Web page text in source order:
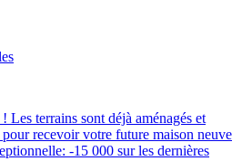
Les terrains sont déjà aménagés et
recevoir votre future maison neuve
-15 000 sur les dernières